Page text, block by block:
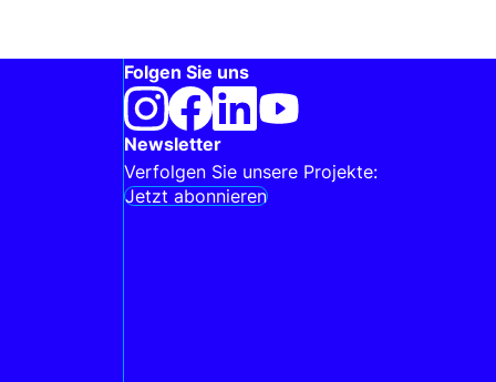
Folgen Sie uns
Newsletter
Verfolgen Sie unsere Projekte:
Jetzt abonnieren